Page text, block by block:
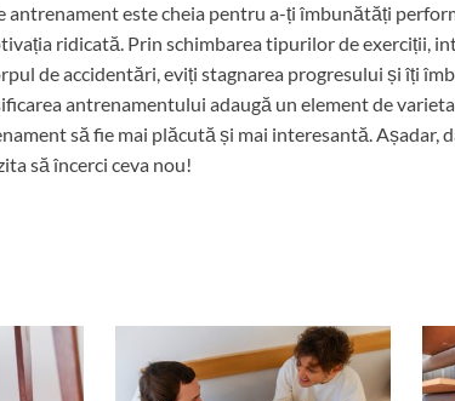
antrenament este cheia pentru a-ți îmbunătăți
ridicată. Prin schimbarea tipurilor de exerciții,
de accidentări, eviți stagnarea progresului și îți
antrenamentului adaugă un element de
să fie mai plăcută și mai interesantă. Așadar,
să încerci ceva nou!